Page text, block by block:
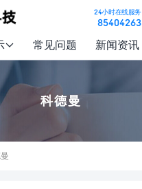
24小时在线服务
85404263
 常见问题 新闻资讯
科德曼